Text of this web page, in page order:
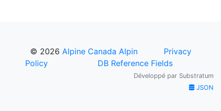
© 2026 Alpine Canada Alpin
Privacy
Policy
DB Reference Fields
Développé par Substratum
JSON